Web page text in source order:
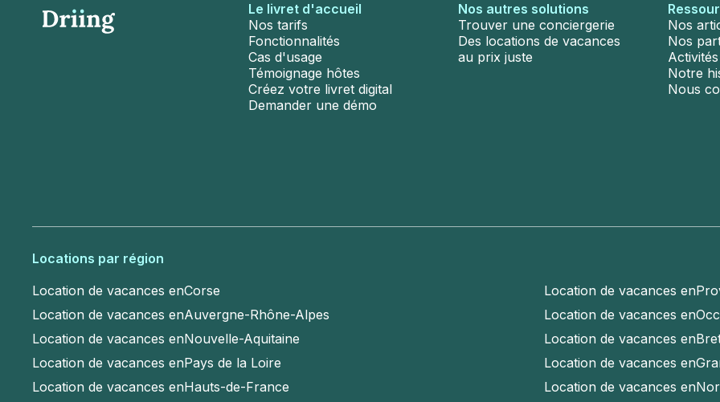
Le livret d'accueil
Nos tarifs
Fonctionnalités
Cas d'usage
Témoignage hôtes
Créez votre livret digital
Demander une démo
Nos autres solutions
Trouver une conciergerie
Des locations de vacances
au prix juste
Nos
Nos
Notre
Nous
Locations par région
Location de vacances enCorse Location de vacances en
Location de vacances enAuvergne-Rhône-Alpes Location de vacances en
Location de vacances enNouvelle-Aquitaine Location de vacances en
Location de vacances enPays de la Loire Location de vacances en
Location de vacances enHauts-de-France Location de vacances en